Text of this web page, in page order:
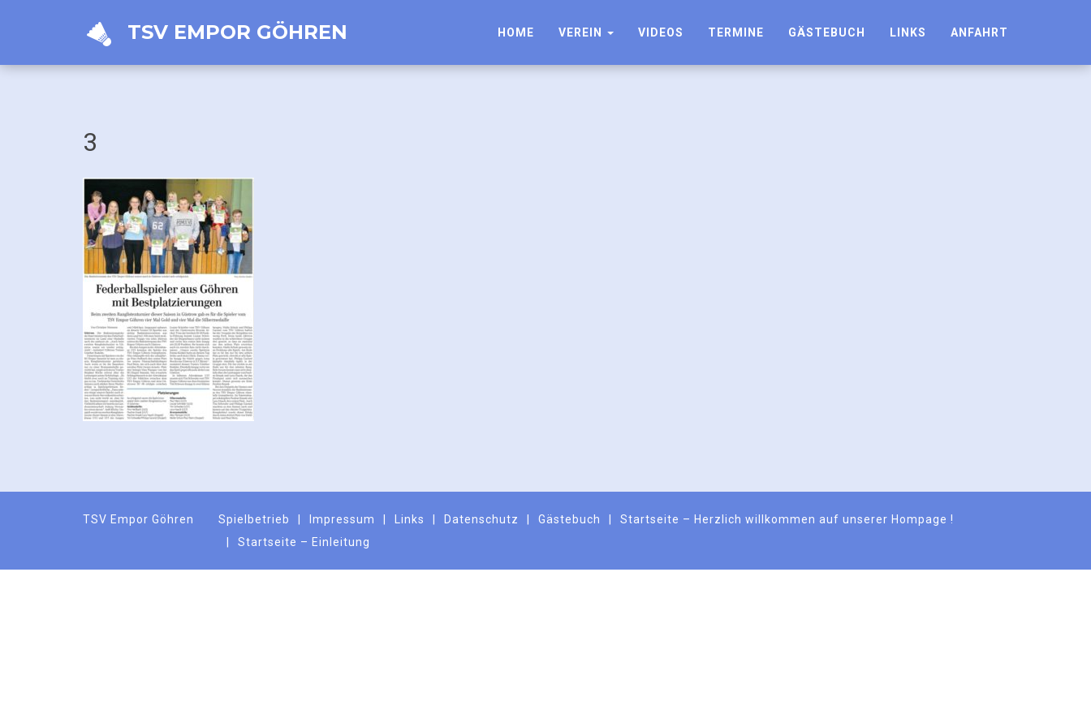
TSV EMPOR GÖHREN HOME VEREIN VIDEOS TERMINE GÄSTEBUCH LINKS ANFAHRT
3
TSV Empor Göhren Spielbetrieb Impressum Links Datenschutz Gästebuch
Startseite – Herzlich willkommen auf unserer Hompage !
Startseite – Einleitung